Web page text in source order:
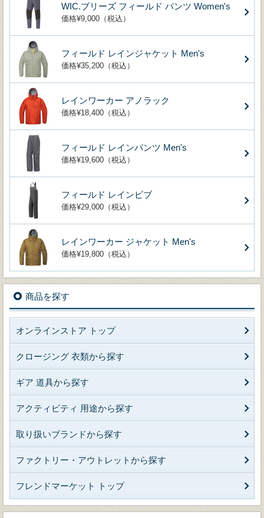
WIC.ブリーズ フィールド パンツ Women's
価格¥9,000（税込）
フィールド レインジャケット Men's
価格¥35,200（税込）
レインワーカー アノラック
価格¥18,400（税込）
フィールド レインパンツ Men's
価格¥19,600（税込）
フィールド レインビブ
価格¥29,000（税込）
レインワーカー ジャケット Men's
価格¥19,800（税込）
商品を探す
オンラインストア トップ
クロージング 衣類から探す
ギア 道具から探す
アクティビティ 用途から探す
取り扱いブランドから探す
ファクトリー・アウトレットから探す
フレンドマーケット トップ